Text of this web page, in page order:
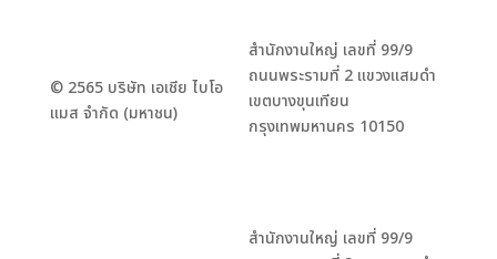
© 2565 บริษัท เอเชีย ไบโอ
แมส จำกัด (มหาชน)
สำนักงานใหญ่ เลขที่ 99/9
ถนนพระรามที่ 2 แขวงแสมดำ
เขตบางขุนเทียน
กรุงเทพมหานคร 10150
สำนักงานใหญ่ เลขที่ 99/9